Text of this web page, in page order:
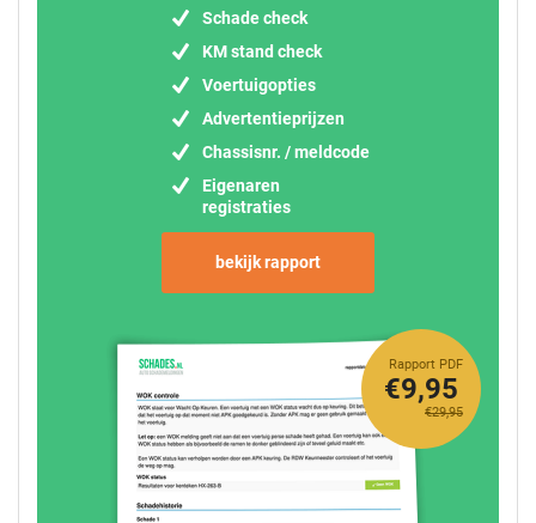
Schade check
KM stand check
Voertuigopties
Advertentieprijzen
Chassisnr. / meldcode
Eigenaren
registraties
bekijk rapport
Rapport PDF
€29,95
€9,95